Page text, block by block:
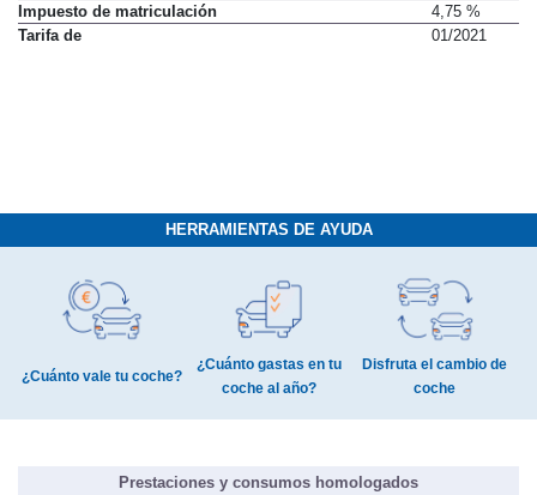
Impuesto de matriculación
4,75 %
Tarifa de
01/2021
HERRAMIENTAS DE AYUDA
¿Cuánto vale tu coche?
¿Cuánto gastas en tu
coche al año?
Disfruta el cambio de
coche
Prestaciones y consumos homologados